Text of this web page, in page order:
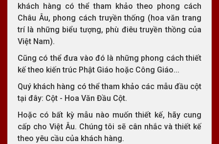
khách hàng có thể tham khảo theo phong cách
Châu Âu, phong cách truyền thống (hoa văn trang
trí là những biểu tượng, phù điêu truyền thồng của
Việt Nam).
Cũng có thể đưa vào đó là những phong cách thiết
kế theo kiến trúc Phật Giáo hoặc Công Giáo...
Quý khách hàng có thể tham khảo các mẫu đầu cột
tại đây: Cột - Hoa Văn Đầu Cột.
Hoặc có bất kỳ mẫu nào muốn thiết kế, hãy cung
cấp cho Việt Âu. Chúng tôi sẽ cân nhắc và thiết kế
theo yêu cầu của khách hàng.